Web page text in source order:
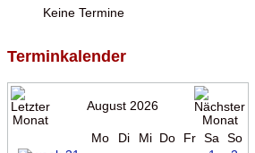
Keine Termine
Terminkalender
August 2026
Mo Di Mi Do Fr Sa So